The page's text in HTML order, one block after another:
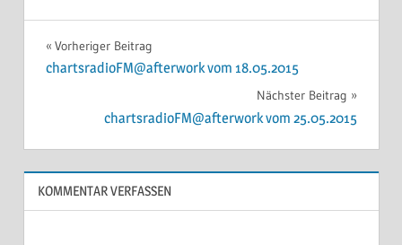
Beitragsnavigation
Vorheriger Beitrag
chartsradioFM@afterwork vom 18.05.2015
Nächster Beitrag
chartsradioFM@afterwork vom 25.05.2015
KOMMENTAR VERFASSEN